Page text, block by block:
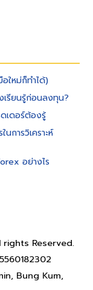
ใหม่ก็ทำได้)
เรียนรู้ก่อนลงทุน?
เดอร์ต้องรู้
นการวิเคราะห์
อย่างไร
Reserved.
Bung Kum,